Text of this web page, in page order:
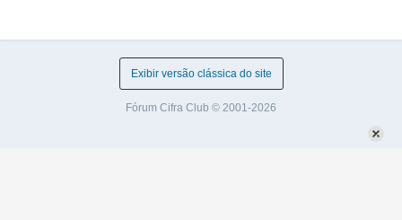
Exibir versão clássica do site
Fórum Cifra Club © 2001-2026